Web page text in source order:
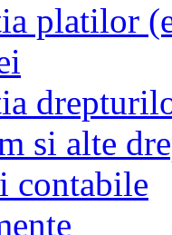
platilor
si alte
contabile